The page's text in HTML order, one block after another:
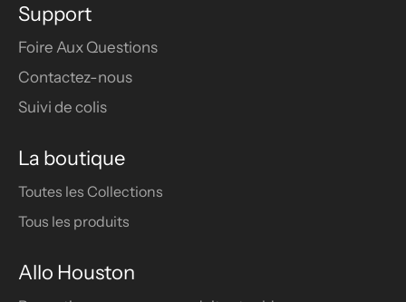
Support
Foire Aux Questions
Contactez-nous
Suivi de colis
La boutique
Toutes les Collections
Tous les produits
Allo Houston